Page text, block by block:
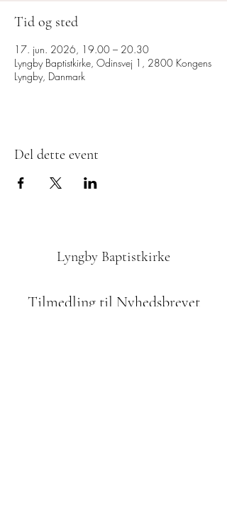
Tid og sted
17. jun. 2026, 19.00 – 20.30
Lyngby Baptistkirke, Odinsvej 1, 2800 Kongens
Lyngby, Danmark
Del dette event
Lyngby Baptistkirke
Tilmedling til Nyhedsbrevet